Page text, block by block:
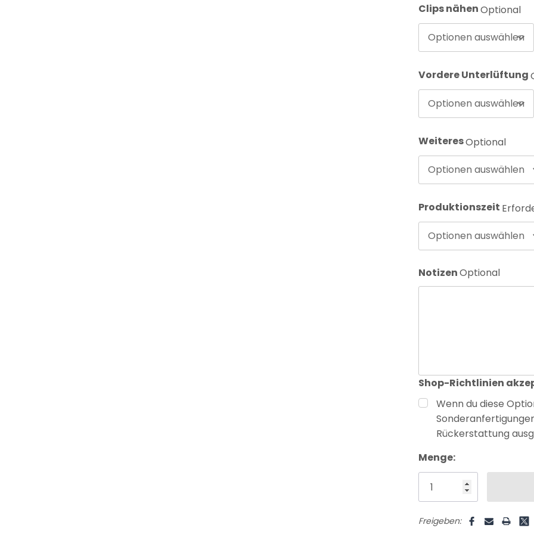
Clips nähenOptional
Optionen auswählen
Vordere Unterlüftung
Optionen auswählen
WeiteresOptional
Optionen auswählen
Produktionszeit
Optionen auswählen
NotizenOptional
Shop-Richtlinien
Wenn du diese
Rückerstattung
Aktueller
Lagerbestand:
Menge:
Freigeben: